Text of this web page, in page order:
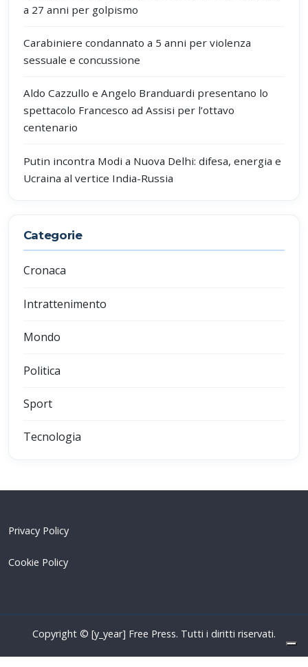
a 27 anni per golpismo
Carabiniere condannato a 5 anni per violenza
sessuale e concussione
Aldo Cazzullo e Angelo Branduardi presentano lo
spettacolo Francesco ad Assisi per l’ottavo
centenario
Putin incontra Modi a Nuova Delhi: difesa, energia e
Ucraina al vertice India-Russia
Categorie
Cronaca
Intrattenimento
Mondo
Politica
Sport
Tecnologia
Privacy Policy
Cookie Policy
Copyright © [y_year] Free Press. Tutti i diritti riservati.